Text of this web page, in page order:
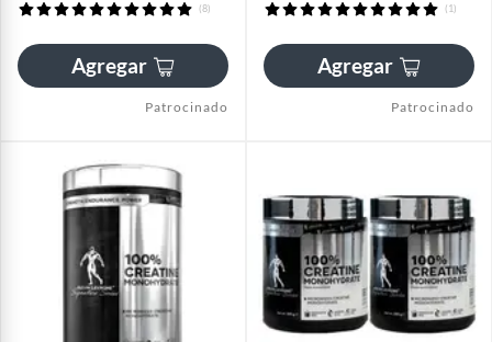
(8)
Agregar
Patrocinado
(1)
Agregar
Patrocinado